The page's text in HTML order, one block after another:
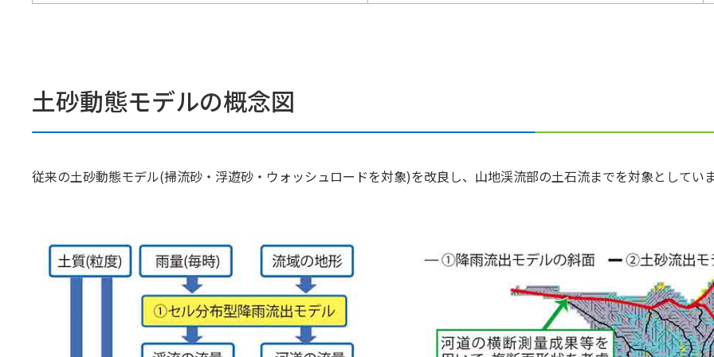
土砂動態モデルの概念図
従来の土砂動態モデル(掃流砂・浮遊砂・ウォッシュロードを対象)を改良し、山地渓流部の土石流までを対象としてい